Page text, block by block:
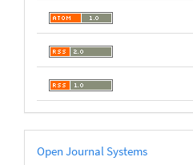
Desenvolvido
Open Journal Systems